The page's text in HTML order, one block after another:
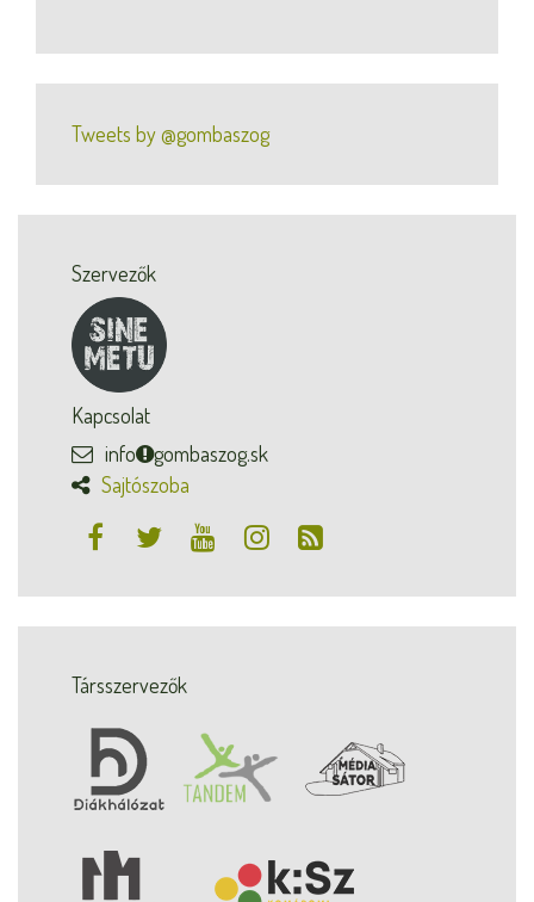
Tweets by @gombaszog
Szervezők
Kapcsolat
info
gombaszog.sk
Sajtószoba
Társszervezők